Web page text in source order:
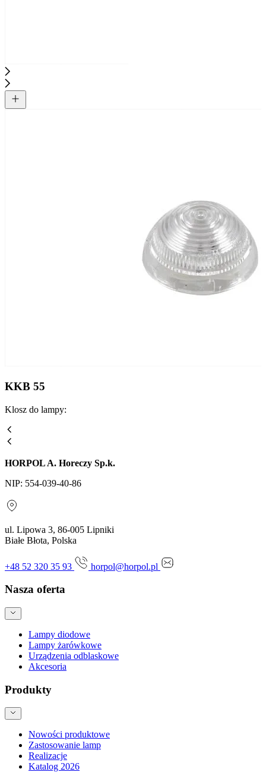
KKB 55
Klosz do lampy:
HORPOL A. Horeczy Sp.k.
NIP: 554-039-40-86
ul. Lipowa 3, 86-005 Lipniki
Białe Błota, Polska
+48 52 320 35 93 horpol@horpol.pl
Nasza oferta
Lampy diodowe
Lampy żarówkowe
Urządzenia odblaskowe
Akcesoria
Produkty
Nowości produktowe
Zastosowanie lamp
Realizacje
Katalog 2026